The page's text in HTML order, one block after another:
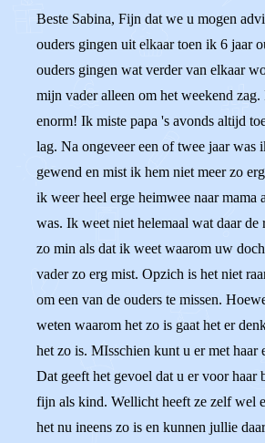
Beste Sabina, Fijn dat we u mogen
ouders gingen uit elkaar toen ik 6 jaar
ouders gingen wat verder van elkaar
mijn vader alleen om het weekend zag.
enorm! Ik miste papa 's avonds altijd
lag. Na ongeveer een of twee jaar was
gewend en mist ik hem niet meer zo
ik weer heel erge heimwee naar mama
was. Ik weet niet helemaal wat daar de
zo min als dat ik weet waarom uw
vader zo erg mist. Opzich is het niet
om een van de ouders te missen.
weten waarom het zo is gaat het er
het zo is. MIsschien kunt u er met haar
Dat geeft het gevoel dat u er voor haar
fijn als kind. Wellicht heeft ze zelf wel
het nu ineens zo is en kunnen jullie